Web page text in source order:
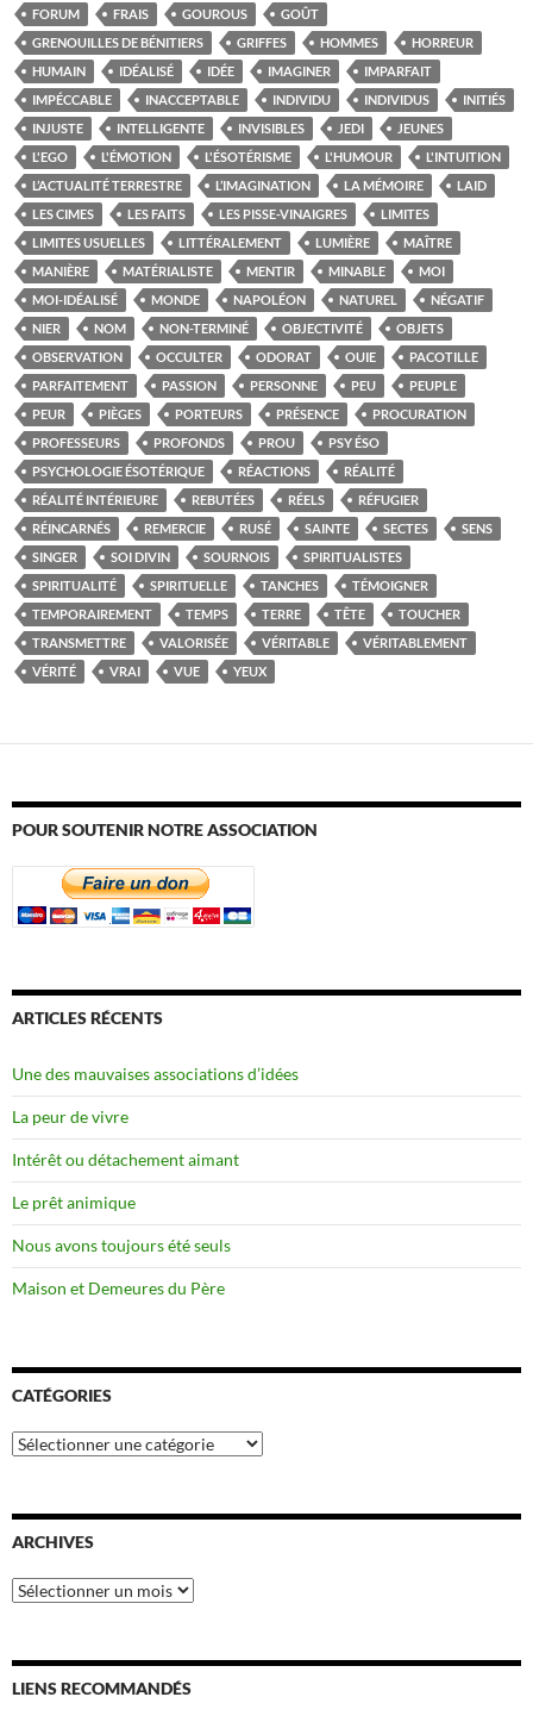
FORUM FRAIS GOUROUS
GOÛT
GRENOUILLES DE BÉNITIERS
GRIFFES HOMMES
HORREUR
HUMAIN
IDÉALISÉ IDÉE IMAGINER
IMPARFAIT
IMPÉCCABLE
INACCEPTABLE INDIVIDU INDIVIDUS
INITIÉS
INJUSTE
INTELLIGENTE INVISIBLES JEDI
JEUNES
L'EGO
L'ÉMOTION L'ÉSOTÉRISME L'HUMOUR
L'INTUITION
L’ACTUALITÉ TERRESTRE
L’IMAGINATION LA MÉMOIRE
LAID
LES CIMES
LES FAITS LES PISSE-VINAIGRES
LIMITES
LIMITES USUELLES
LITTÉRALEMENT LUMIÈRE
MAÎTRE
MANIÈRE
MATÉRIALISTE MENTIR MINABLE
MOI
MOI-IDÉALISÉ
MONDE NAPOLÉON NATUREL
NÉGATIF
NIER
NOM NON-TERMINÉ OBJECTIVITÉ
OBJETS
OBSERVATION
OCCULTER ODORAT OUIE
PACOTILLE
PARFAITEMENT
PASSION PERSONNE PEU
PEUPLE
PEUR
PIÈGES PORTEURS PRÉSENCE
PROCURATION
PROFESSEURS
PROFONDS PROU
PSY ÉSO
PSYCHOLOGIE ÉSOTÉRIQUE
RÉACTIONS
RÉALITÉ
RÉALITÉ INTÉRIEURE
REBUTÉES RÉELS
RÉFUGIER
RÉINCARNÉS
REMERCIE RUSÉ SAINTE SECTES
SENS
SINGER
SOI DIVIN SOURNOIS
SPIRITUALISTES
SPIRITUALITÉ
SPIRITUELLE TANCHES
TÉMOIGNER
TEMPORAIREMENT
TEMPS TERRE TÊTE
TOUCHER
TRANSMETTRE
VALORISÉE VÉRITABLE
VÉRITABLEMENT
VÉRITÉ
VRAI VUE YEUX
POUR SOUTENIR NOTRE ASSOCIATION
ARTICLES RÉCENTS
Une des mauvaises associations d’idées
La peur de vivre
Intérêt ou détachement aimant
Le prêt animique
Nous avons toujours été seuls
Maison et Demeures du Père
CATÉGORIES
Catégories
ARCHIVES
Archives
LIENS RECOMMANDÉS